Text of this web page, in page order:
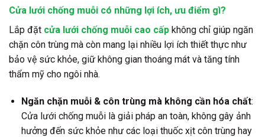
Cửa lưới chống muỗi có những lợi ích, ưu điểm gì?
Lắp đặt cửa lưới chống muỗi cao cấp không chỉ giúp ngăn
chặn côn trùng mà còn mang lại nhiều lợi ích thiết thực như
bảo vệ sức khỏe, giữ không gian thoáng mát và tăng tính
thẩm mỹ cho ngôi nhà.
Ngăn chặn muỗi & côn trùng mà không cần hóa chất:
Cửa lưới chống muỗi là giải pháp an toàn, không gây ảnh
hưởng đến sức khỏe như các loại thuốc xịt côn trùng hay